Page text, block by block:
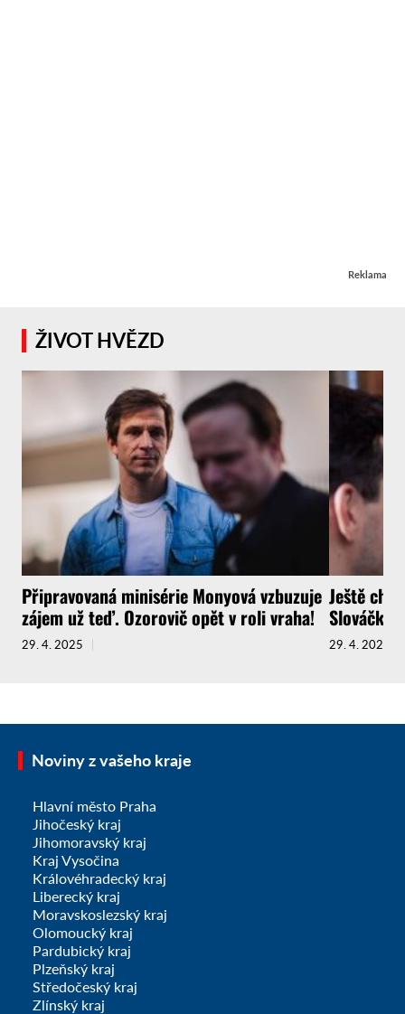
Reklama
ŽIVOT HVĚZD
Připravovaná minisérie Monyová vzbuzuje
zájem už teď. Ozorovič opět v roli vraha!
29. 4. 2025
Ještě
29. 4. 2025
Noviny z vašeho kraje
Hlavní město Praha
Jihočeský kraj
Jihomoravský kraj
Kraj Vysočina
Královéhradecký kraj
Liberecký kraj
Moravskoslezský kraj
Olomoucký kraj
Pardubický kraj
Plzeňský kraj
Středočeský kraj
Zlínský kraj